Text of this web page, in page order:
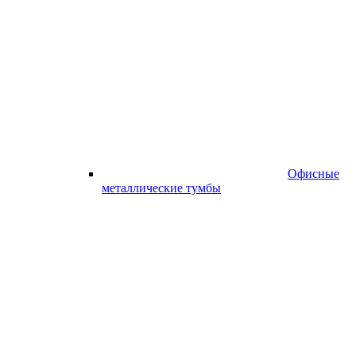
Офисные
металлические тумбы